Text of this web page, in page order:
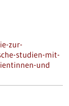
zur-
studien-mit-
und